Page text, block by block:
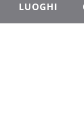
LUOGHI